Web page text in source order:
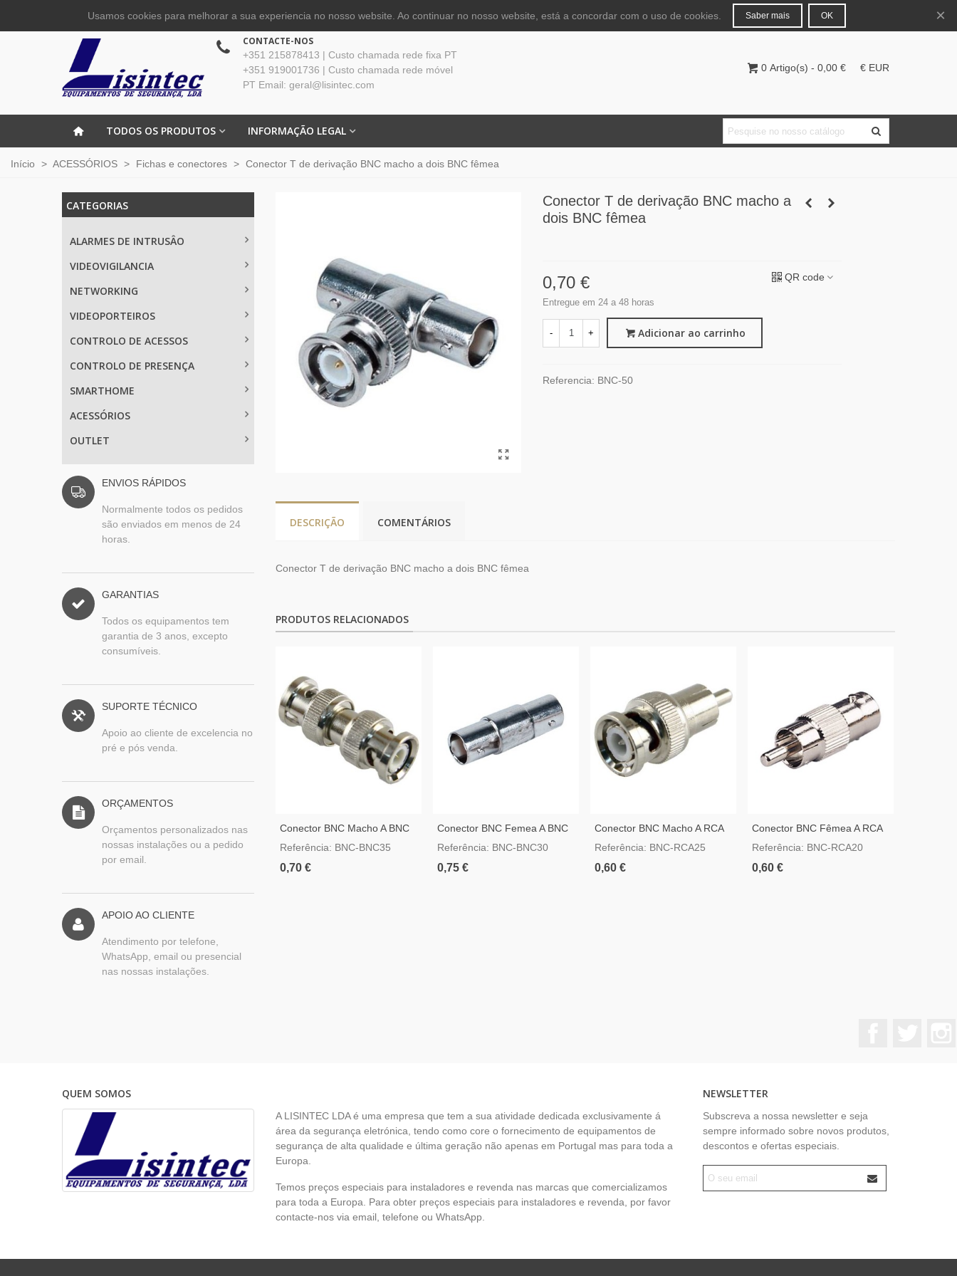
Português
CONTACTE-NOS
+351 215878413 | Custo chamada rede fixa PT
+351 919001736 | Custo chamada rede móvel
PT Email: geral@lisintec.com
0 Artigo(s) - 0,00 € € EUR
TODOS OS PRODUTOS INFORMAÇÃO LEGAL
Início > ACESSÓRIOS > Fichas e conectores > Conector T de derivação BNC macho a dois BNC fêmea
CATEGORIAS
ALARMES DE INTRUSÂO
VIDEOVIGILANCIA
NETWORKING
VIDEOPORTEIROS
CONTROLO DE ACESSOS
CONTROLO DE PRESENÇA
SMARTHOME
ACESSÓRIOS
OUTLET
ENVIOS RÁPIDOS
Normalmente todos os pedidos
são enviados em menos de 24
horas.
GARANTIAS
Todos os equipamentos tem
garantia de 3 anos, excepto
consumíveis.
SUPORTE TÉCNICO
Apoio ao cliente de excelencia no
pré e pós venda.
ORÇAMENTOS
Orçamentos personalizados nas
nossas instalações ou a pedido
por email.
APOIO AO CLIENTE
Atendimento por telefone,
WhatsApp, email ou presencial
nas nossas instalações.
Conector T de derivação BNC macho a
dois BNC fêmea
0,70 €
Entregue em 24 a 48 horas
QR code
- + Adicionar ao carrinho
Referencia: BNC-50
DESCRIÇÃO COMENTÁRIOS
Conector T de derivação BNC macho a dois BNC fêmea
PRODUTOS RELACIONADOS
Conector BNC Macho A BNC
Macho
Referência: BNC-BNC35
0,70 €
Conector BNC Femea A BNC
Femea
Referência: BNC-BNC30
0,75 €
Conector BNC Macho A RCA
Macho
Referência: BNC-RCA25
0,60 €
Conector BNC Fêmea A RCA
Macho
Referência: BNC-RCA20
0,60 €
QUEM SOMOS
A LISINTEC LDA é uma empresa que tem a sua atividade dedicada exclusivamente á
área da segurança eletrónica, tendo como core o fornecimento de equipamentos de
segurança de alta qualidade e última geração não apenas em Portugal mas para toda a
Europa.
Temos preços especiais para instaladores e revenda nas marcas que comercializamos
para toda a Europa. Para obter preços especiais para instaladores e revenda, por favor
contacte-nos via email, telefone ou WhatsApp.
NEWSLETTER
Subscreva a nossa newsletter e seja
sempre informado sobre novos produtos,
descontos e ofertas especiais.
Usamos cookies para melhorar a sua experiencia no nosso website. Ao continuar no nosso website, está a concordar com o uso de cookies. Saber mais OK ×